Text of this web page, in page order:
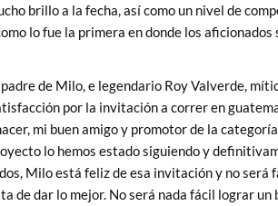
brillo a la fecha, así como un nivel de
lo fue la primera en donde los
de Milo, e legendario Roy Valverde,
por la invitación a correr en
mi buen amigo y promotor de la
lo hemos estado siguiendo y
Milo está feliz de esa invitación y no será
de dar lo mejor. No será nada fácil lograr